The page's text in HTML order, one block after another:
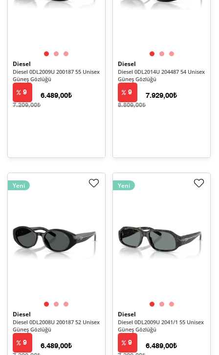
Diesel
Diesel 0DL2009U 200187 55 Unisex
Güneş Gözlüğü
9
7.209,00₺
6.489,00₺
Diesel
Diesel 0DL2014U 204487 54 Unisex
Güneş Gözlüğü
9
8.809,00₺
7.929,00₺
Yeni
Diesel
Diesel 0DL2008U 200187 52 Unisex
Güneş Gözlüğü
9 6.489,00₺
Yeni
Diesel
Diesel 0DL2009U 2041/1 55 Unisex
Güneş Gözlüğü
9 6.489,00₺